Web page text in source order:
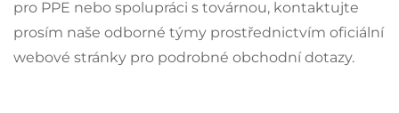
pro PPE nebo spolupráci s továrnou, kontaktujte
prosím naše odborné týmy prostřednictvím oficiální
webové stránky pro podrobné obchodní dotazy.